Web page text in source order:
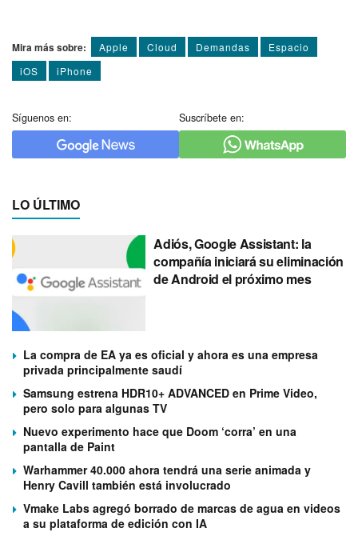
Mira más sobre: Apple Cloud Demandas
Espacio
iOS
iPhone
Síguenos en: Suscríbete en:
LO ÚLTIMO
Adiós, Google Assistant: la
compañía iniciará su eliminación
de Android el próximo mes
La compra de EA ya es oficial y ahora es una empresa
privada principalmente saudí
Samsung estrena HDR10+ ADVANCED en Prime Video,
pero solo para algunas TV
Nuevo experimento hace que Doom ‘corra’ en una
pantalla de Paint
Warhammer 40.000 ahora tendrá una serie animada y
Henry Cavill también está involucrado
Vmake Labs agregó borrado de marcas de agua en videos
a su plataforma de edición con IA